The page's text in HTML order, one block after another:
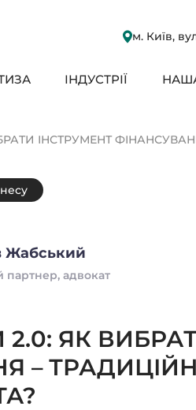
м. Київ,
ІНДУСТРІЇ
ІНСТРУМЕНТ
Жабський
партнер, адвокат
ЯК
–